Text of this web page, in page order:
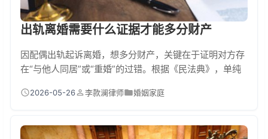
出轨离婚需要什么证据才能多分财产
因配偶出轨起诉离婚，想多分财产，关键在于证明对方存
在“与他人同居”或“重婚”的过错。根据《民法典》，单纯
导致财产多分。但若能证明出轨行为构成“与他人同居”
损害赔偿，并在分割共同财产时可能获得照顾。因此，证
2026-05-26 李款澜律师 婚姻家庭